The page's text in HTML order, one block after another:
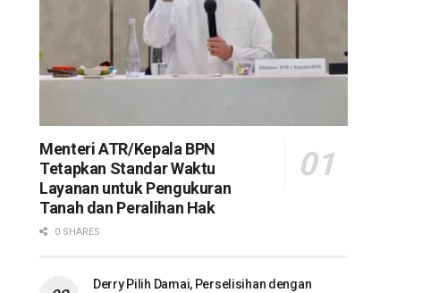
Menteri ATR/Kepala BPN
Tetapkan Standar Waktu
Layanan untuk Pengukuran
Tanah dan Peralihan Hak
0 SHARES
Derry Pilih Damai, Perselisihan dengan